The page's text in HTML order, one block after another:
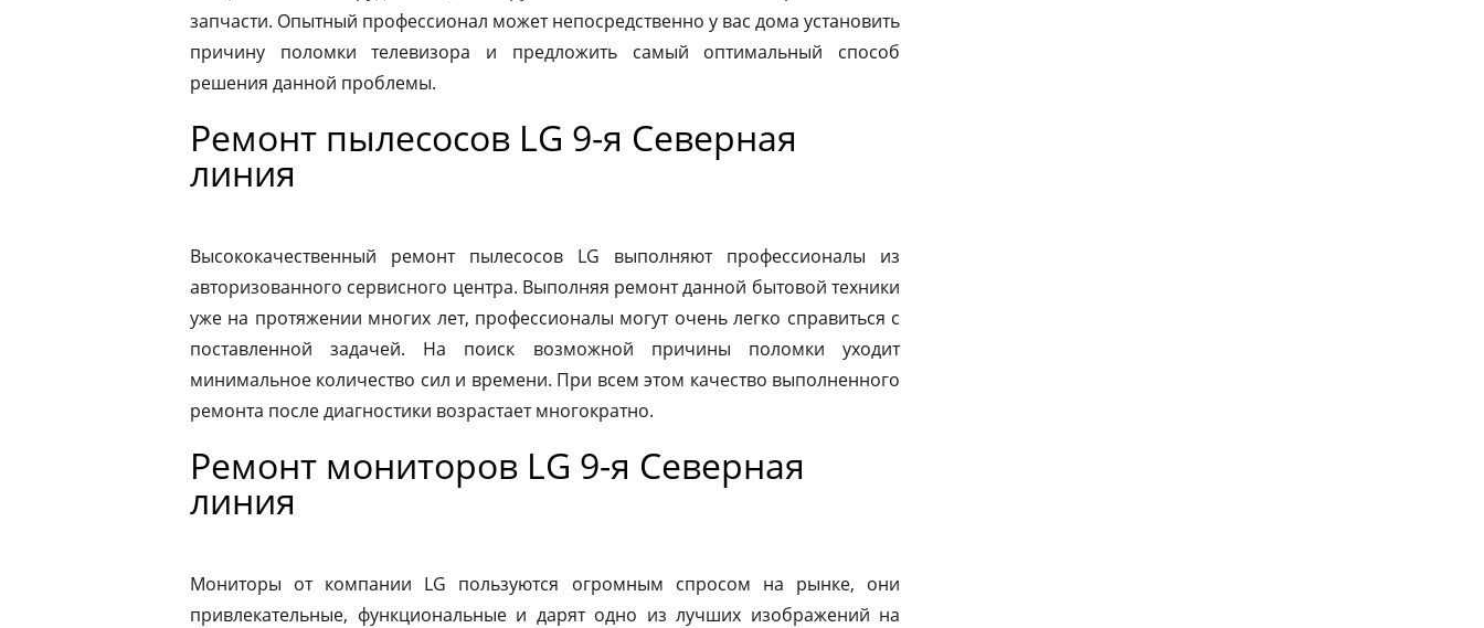
запчасти. Опытный профессионал может непосредственно у вас дома установить
причину поломки телевизора и предложить самый оптимальный способ
решения данной проблемы.
Ремонт пылесосов LG 9-я Северная
линия
Высококачественный ремонт пылесосов LG выполняют профессионалы из
авторизованного сервисного центра. Выполняя ремонт данной бытовой техники
уже на протяжении многих лет, профессионалы могут очень легко справиться с
поставленной задачей. На поиск возможной причины поломки уходит
минимальное количество сил и времени. При всем этом качество выполненного
ремонта после диагностики возрастает многократно.
Ремонт мониторов LG 9-я Северная
линия
Мониторы от компании LG пользуются огромным спросом на рынке, они
привлекательные, функциональные и дарят одно из лучших изображений на